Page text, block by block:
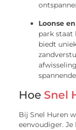
Loonse
park staat
biedt
Hoe Snel
Bij Snel Huren
eenvoudiger. Je